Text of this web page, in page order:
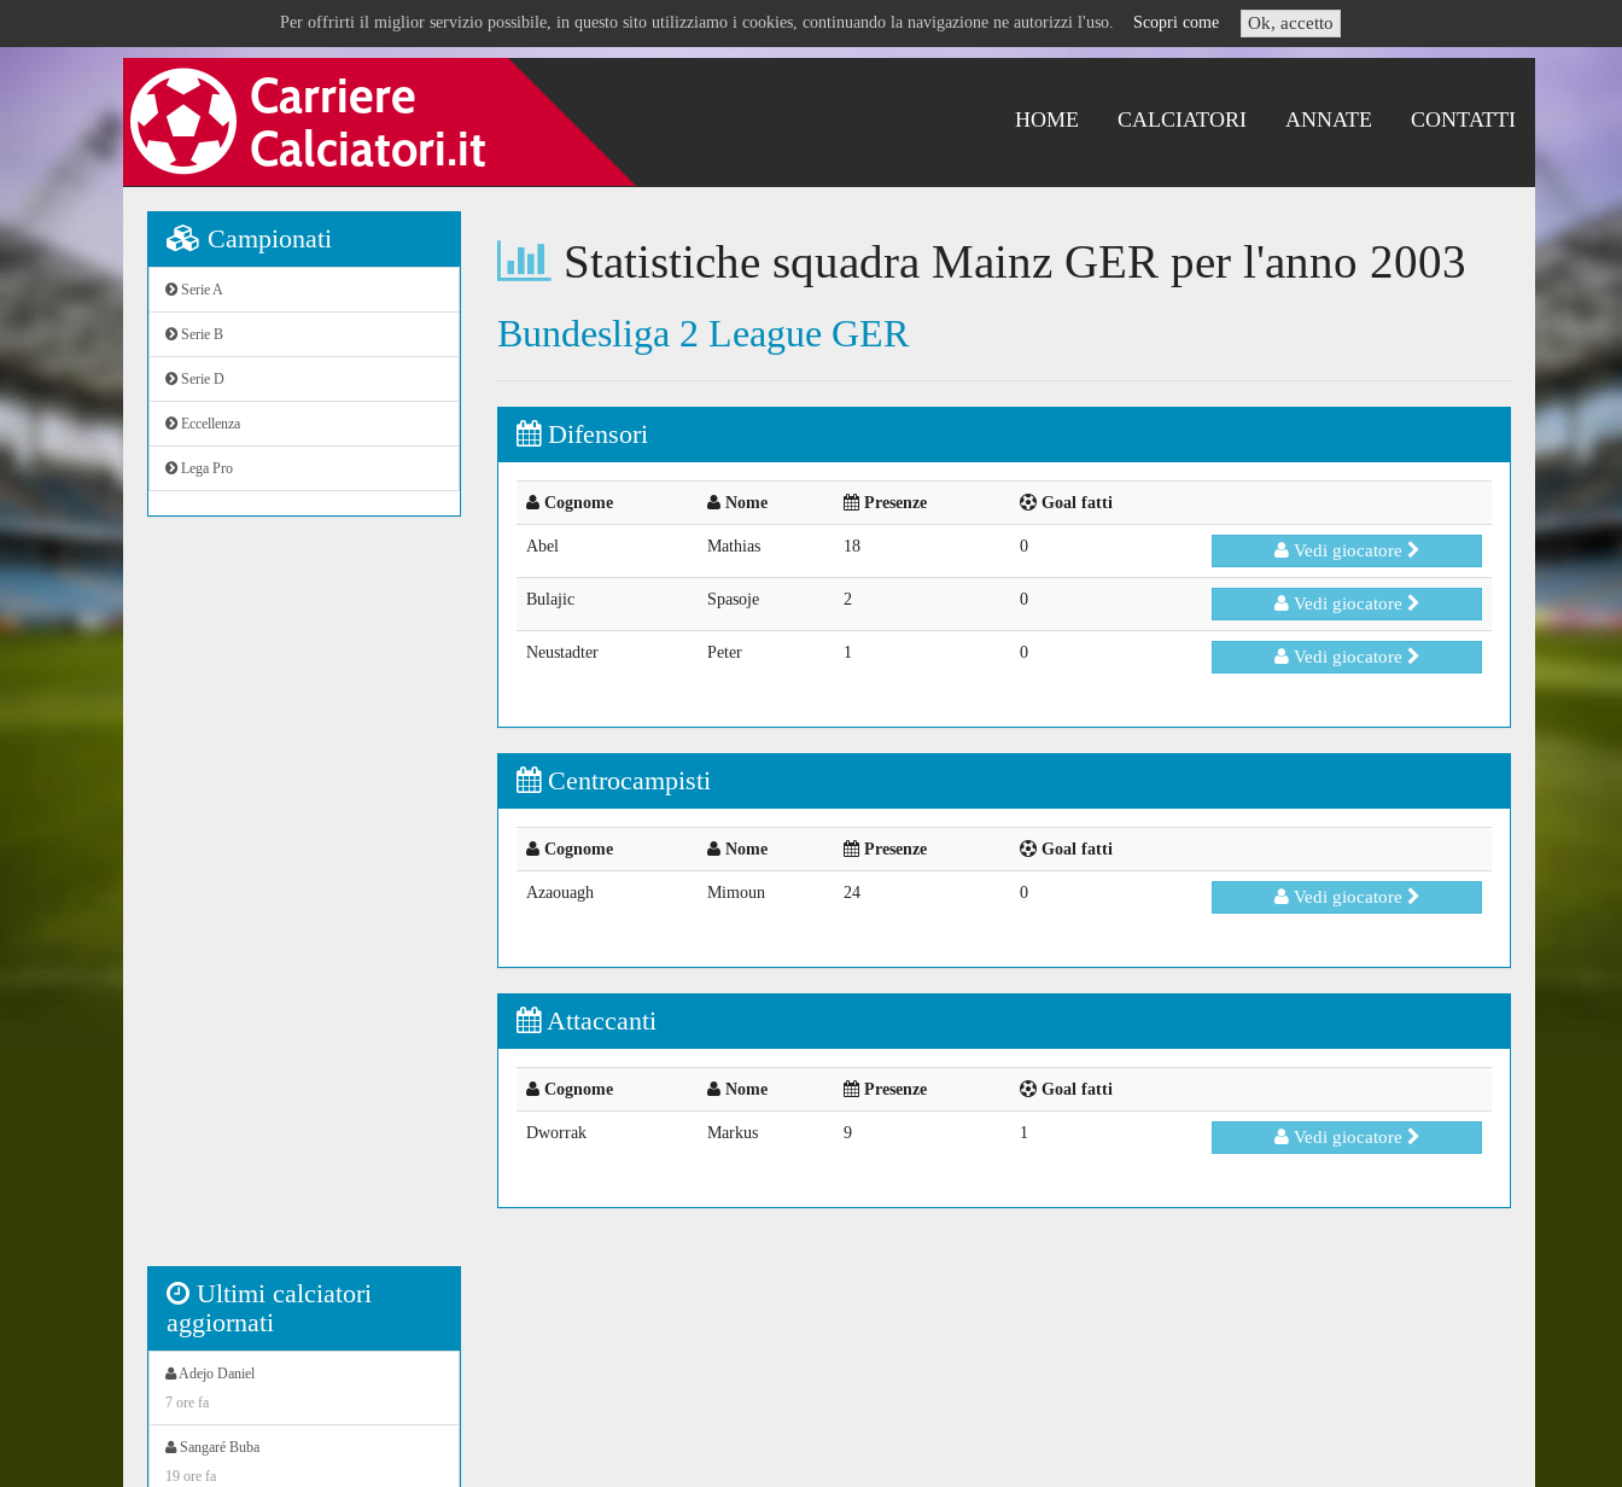
Per offrirti il miglior servizio possibile, in questo sito utilizziamo i cookies, continuando la navigazione ne autorizzi l'uso. Scopri come Ok, accetto
HOME CALCIATORI ANNATE CONTATTI
Campionati
Serie A
Serie B
Serie D
Eccellenza
Lega Pro
Ultimi calciatori
aggiornati
Adejo Daniel
7 ore fa
Sangaré Buba
19 ore fa
Statistiche squadra Mainz GER per l'anno 2003
Bundesliga 2 League GER
Difensori
Cognome Nome Presenze Goal fatti
Abel Mathias 18 0 Vedi giocatore
Bulajic Spasoje 2 0 Vedi giocatore
Neustadter Peter 1 0 Vedi giocatore
Centrocampisti
Cognome Nome Presenze Goal fatti
Azaouagh Mimoun 24 0 Vedi giocatore
Attaccanti
Cognome Nome Presenze Goal fatti
Dworrak Markus 9 1 Vedi giocatore